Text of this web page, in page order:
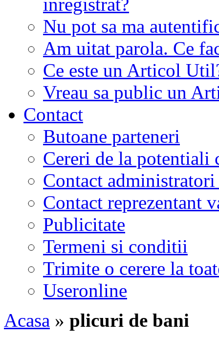
Nu pot sa ma
Am uitat parola. Ce
Ce este un Articol
Vreau sa public un
Contact
Butoane parteneri
Cereri de la potentiali
Contact
Contact reprezentant
Publicitate
Termeni si conditii
Trimite o cerere la
Useronline
Acasa » plicuri de bani